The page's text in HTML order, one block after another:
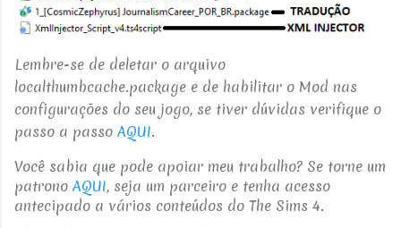
Lembre-se de deletar o arquivo
localthumbcache.package e de habilitar o Mod nas
configurações do seu jogo, se tiver dúvidas verifique o
passo a passo AQUI.
Você sabia que pode apoiar meu trabalho? Se torne um
patrono AQUI, seja um parceiro e tenha acesso
antecipado a vários conteúdos do The Sims 4.